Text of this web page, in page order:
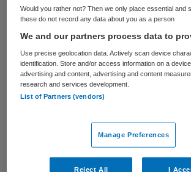
beleidsstuk‘Betekenis visie
voor bekostiging AWBZ’
de
pgb-houders voldoen aan de
criteria. Een deel van de pgb-
zich volgens de staatssecretaris
onvoldoende bewust van het
Daarmee vloeit pgb-geld weg
allerhande
Would you rather not? Then we only place essential and
these do not record any data about you as a person
We and our partners process data to
Use precise geolocation data. Actively scan device
identification. Store and/or access information on a
advertising and content, advertising and content
research and services development.
List of Partners (vendors)
Manage Preferences
Reject All I